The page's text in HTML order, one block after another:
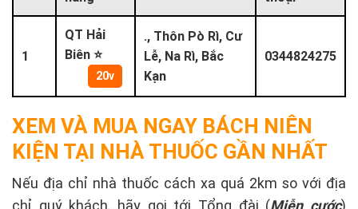
1
QT Hải
Biên ⭐
20v
., Thôn Pò Rì, Cư
Lễ, Na Rì, Bắc
Kạn
0344824275
XEM VÀ MUA NGAY BÁCH NIÊN
KIỆN TẠI NHÀ THUỐC GẦN NHẤT
Nếu địa chỉ nhà thuốc cách xa quá 2km so với địa
chỉ quý khách, hãy gọi tới Tổng đài (Miễn cước)